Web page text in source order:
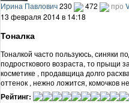
Ирина Павлович230 472 про
13 февраля 2014 в 14:18
Тоналка
Тоналкой часто пользуюсь, синяки
подросткового возраста, то прыщи
косметике , продавщица долго
оттенок , нежно ложится, комочков
Рейтинг: